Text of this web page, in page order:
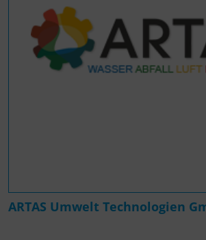
ARTAS Umwelt Technologien